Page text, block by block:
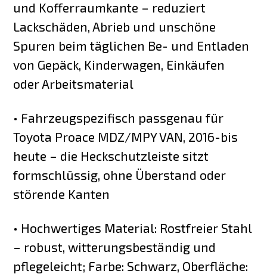
und Kofferraumkante – reduziert
Lackschäden, Abrieb und unschöne
Spuren beim täglichen Be- und Entladen
von Gepäck, Kinderwagen, Einkäufen
oder Arbeitsmaterial
• Fahrzeugspezifisch passgenau für
Toyota Proace MDZ/MPY VAN, 2016-bis
heute – die Heckschutzleiste sitzt
formschlüssig, ohne Überstand oder
störende Kanten
• Hochwertiges Material: Rostfreier Stahl
– robust, witterungsbeständig und
pflegeleicht; Farbe: Schwarz, Oberfläche: